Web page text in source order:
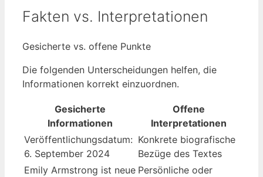
Fakten vs. Interpretationen
Gesicherte vs. offene Punkte
Die folgenden Unterscheidungen helfen, die
Informationen korrekt einzuordnen.
Gesicherte
Informationen
Offene
Interpretationen
Veröffentlichungsdatum:
6. September 2024
Konkrete biografische
Bezüge des Textes
Emily Armstrong ist neue Persönliche oder